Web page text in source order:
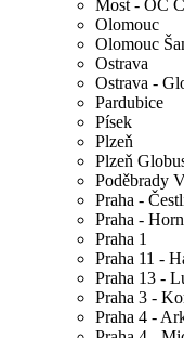
Most - OC
Olomouc
Olomouc
Ostrava
Ostrava -
Pardubice
Písek
Plzeň
Plzeň
Poděbrady
Praha -
Praha -
Praha 1
Praha 11 -
Praha 13 -
Praha 3 -
Praha 4 -